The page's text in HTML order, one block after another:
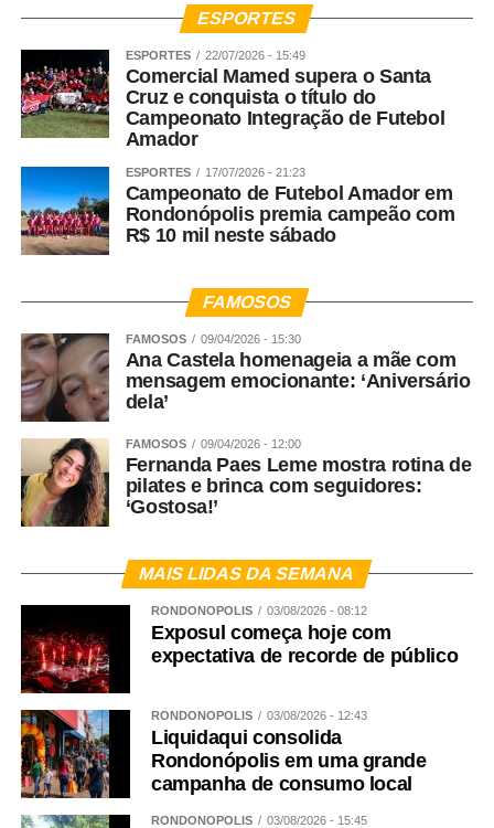
ESPORTES
ESPORTES 22/07/2026 - 15:49
Comercial Mamed supera o Santa
Cruz e conquista o título do
Campeonato Integração de Futebol
Amador
ESPORTES 17/07/2026 - 21:23
Campeonato de Futebol Amador em
Rondonópolis premia campeão com
R$ 10 mil neste sábado
FAMOSOS
FAMOSOS 09/04/2026 - 15:30
Ana Castela homenageia a mãe com
mensagem emocionante: ‘Aniversário
dela’
FAMOSOS 09/04/2026 - 12:00
Fernanda Paes Leme mostra rotina de
pilates e brinca com seguidores:
‘Gostosa!’
MAIS LIDAS DA SEMANA
RONDONÓPOLIS 03/08/2026 - 08:12
Exposul começa hoje com
expectativa de recorde de público
RONDONÓPOLIS 03/08/2026 - 12:43
Liquidaqui consolida
Rondonópolis em uma grande
campanha de consumo local
RONDONÓPOLIS 03/08/2026 - 15:45